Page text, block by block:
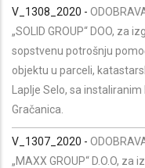
V_1308_2020 -
„SOLID GROUP“ DOO,
sopstvenu potrošnju
objektu u parceli,
Laplje Selo, sa
Gračanica.
V_1307_2020 -
„MAXX GROUP“ D.O.O,